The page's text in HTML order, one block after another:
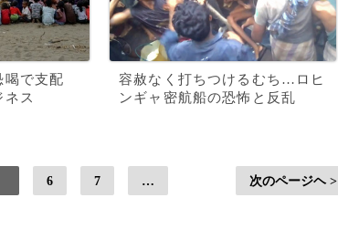
喝で支配
ネス
容赦なく打ちつけるむち…ロヒ
ンギャ密航船の恐怖と反乱
6 7 … 次のページヘ >